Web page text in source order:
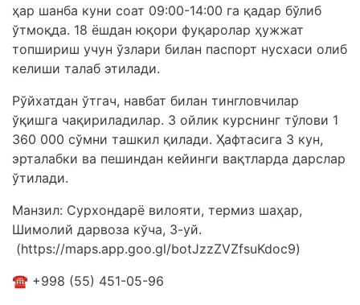
ҳар шанба куни соат 09:00-14:00 га қадар бўлиб
ўтмоқда. 18 ёшдан юқори фуқаролар ҳужжат
топшириш учун ўзлари билан паспорт нусхаси олиб
келиши талаб этилади.
Рўйхатдан ўтгач, навбат билан тингловчилар
ўқишга чақириладилар. 3 ойлик курснинг тўлови 1
360 000 сўмни ташкил қилади. Ҳафтасига 3 кун,
эрталабки ва пешиндан кейинги вақтларда дарслар
ўтилади.
Манзил: Сурхондарё вилояти, термиз шаҳар,
Шимолий дарвоза кўча, 3-уй.
(https://maps.app.goo.gl/botJzzZVZfsuKdoc9)
☎️ +998 (55) 451-05-96